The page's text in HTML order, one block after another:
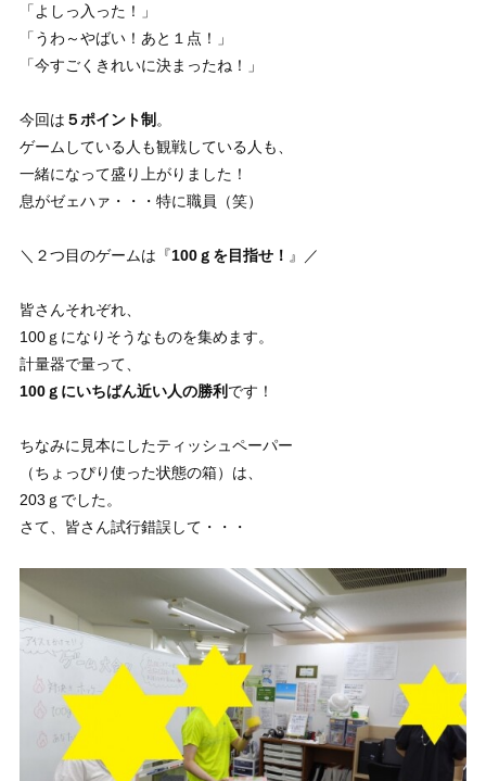
「よしっ入った！」
「うわ～やばい！あと１点！」
「今すごくきれいに決まったね！」
今回は ５ポイント制 。
ゲームしている人も観戦している人も、
一緒になって盛り上がりました！
息がゼェハァ・・・特に職員（笑）
＼２つ目のゲームは『100ｇを目指せ！ 』／
皆さんそれぞれ、
100ｇになりそうなものを集めます。
計量器で量って、
100ｇにいちばん近い人の勝利 です！
ちなみに見本にしたティッシュペーパー
（ちょっぴり使った状態の箱）は、
203ｇでした。
さて、皆さん試行錯誤して・・・